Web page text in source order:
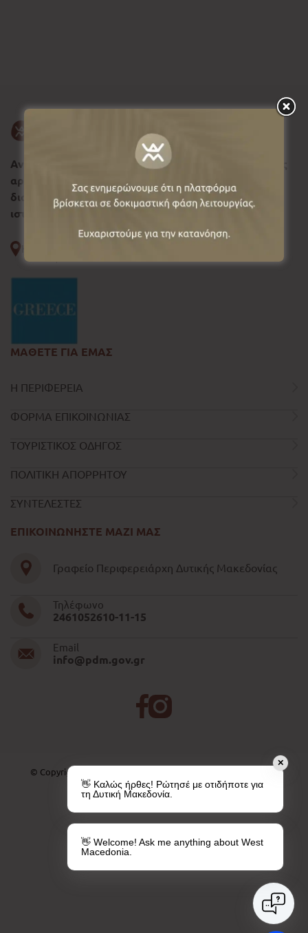
Ανακαλύψτε τη Δυτική Μακεδονία, σύμβολο φυσικής
αρμονίας και ιστορικής συνέχειας, όπου κάθε
διαδρομή αφηγείται μια διαχρονική πολιτιστική
ιστορία.
ΜΑΘΕΤΕ ΓΙΑ ΕΜΑΣ
Η ΠΕΡΙΦΕΡΕΙΑ
ΦΟΡΜΑ ΕΠΙΚΟΙΝΩΝΙΑΣ
ΤΟΥΡΙΣΤΙΚΟΣ ΟΔΗΓΟΣ
ΠΟΛΙΤΙΚΗ ΑΠΟΡΡΗΤΟΥ
ΣΥΝΤΕΛΕΣΤΕΣ
ΕΠΙΚΟΙΝΩΝΗΣΤΕ ΜΑΖΙ ΜΑΣ
Γραφείο Περιφερειάρχη Δυτικής Μακεδονίας
Τηλέφωνο
2461052610-11-15
Email
info@pdm.gov.gr
© Copyright 2026 | All Rights Reserved. Created by PAVLA SA
✕
👋 Καλώς ήρθες! Ρώτησέ με οτιδήποτε για
τη Δυτική Μακεδονία.
👋 Welcome! Ask me anything about West
Macedonia.